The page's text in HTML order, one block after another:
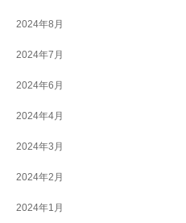
2024年8月
2024年7月
2024年6月
2024年4月
2024年3月
2024年2月
2024年1月